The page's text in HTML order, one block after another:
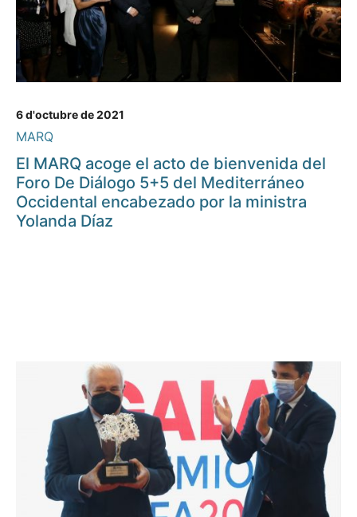
6 d'octubre de 2021
MARQ
El MARQ acoge el acto de bienvenida del
Foro De Diálogo 5+5 del Mediterráneo
Occidental encabezado por la ministra
Yolanda Díaz